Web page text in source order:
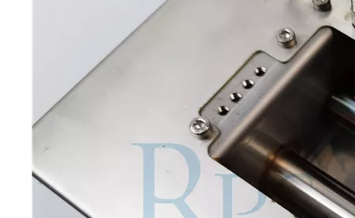
El sistema de recubrimiento de pulverización ultrasónica es una